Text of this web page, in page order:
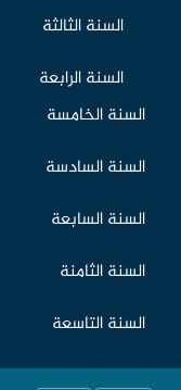
السنة الثالثة
السنة الرابعة
السنة الخامسة
السنة السادسة
السنة السابعة
السنة الثامنة
السنة التاسعة